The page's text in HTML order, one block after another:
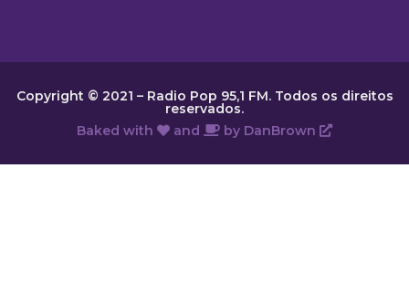
Copyright © 2021 – Radio Pop 95,1 FM. Todos os direitos
reservados.
Baked with
and by DanBrown